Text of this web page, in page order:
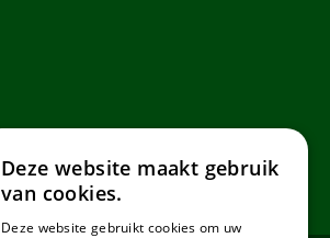
Deze website maakt gebruik
van cookies.
Deze website gebruikt cookies om uw